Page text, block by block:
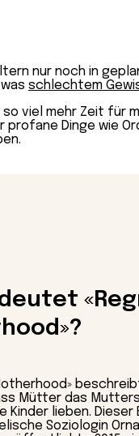
nur noch in
schlechtem
so viel mehr Zeit für
profane Dinge wie
Mütter das
Kinder lieben.
Soziologin